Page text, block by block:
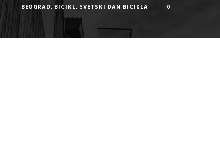
BEOGRAD, BICIKL, SVETSKI DAN BICIKLA 0